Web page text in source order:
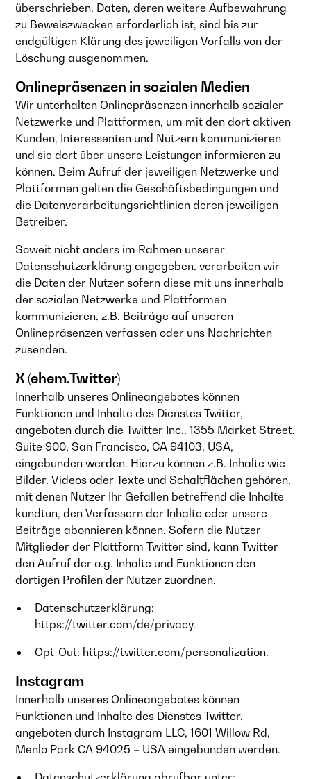
überschrieben. Daten, deren weitere Aufbewahrung
zu Beweiszwecken erforderlich ist, sind bis zur
endgültigen Klärung des jeweiligen Vorfalls von der
Löschung ausgenommen.
Onlinepräsenzen in sozialen Medien
Wir unterhalten Onlinepräsenzen innerhalb sozialer
Netzwerke und Plattformen, um mit den dort aktiven
Kunden, Interessenten und Nutzern kommunizieren
und sie dort über unsere Leistungen informieren zu
können. Beim Aufruf der jeweiligen Netzwerke und
Plattformen gelten die Geschäftsbedingungen und
die Datenverarbeitungsrichtlinien deren jeweiligen
Betreiber.
Soweit nicht anders im Rahmen unserer
Datenschutzerklärung angegeben, verarbeiten wir
die Daten der Nutzer sofern diese mit uns innerhalb
der sozialen Netzwerke und Plattformen
kommunizieren, z.B. Beiträge auf unseren
Onlinepräsenzen verfassen oder uns Nachrichten
zusenden.
X (ehem.Twitter)
Innerhalb unseres Onlineangebotes können
Funktionen und Inhalte des Dienstes Twitter,
angeboten durch die Twitter Inc., 1355 Market Street,
Suite 900, San Francisco, CA 94103, USA,
eingebunden werden. Hierzu können z.B. Inhalte wie
Bilder, Videos oder Texte und Schaltflächen gehören,
mit denen Nutzer Ihr Gefallen betreffend die Inhalte
kundtun, den Verfassern der Inhalte oder unsere
Beiträge abonnieren können. Sofern die Nutzer
Mitglieder der Plattform Twitter sind, kann Twitter
den Aufruf der o.g. Inhalte und Funktionen den
dortigen Profilen der Nutzer zuordnen.
Datenschutzerklärung:
https://twitter.com/de/privacy.
Opt-Out: https://twitter.com/personalization.
Instagram
Innerhalb unseres Onlineangebotes können
Funktionen und Inhalte des Dienstes Twitter,
angeboten durch Instagram LLC, 1601 Willow Rd,
Menlo Park CA 94025 – USA eingebunden werden.